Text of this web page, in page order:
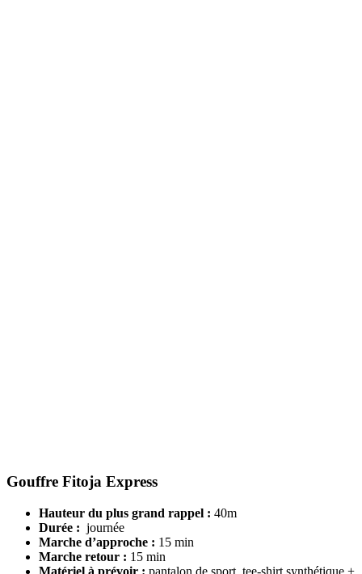
Gouffre Fitoja Express
Hauteur du plus grand rappel : 40m
Durée : journée
Marche d’approche : 15 min
Marche retour : 15 min
Matériel à prévoir : pantalon de sport, tee-shirt synthétique +